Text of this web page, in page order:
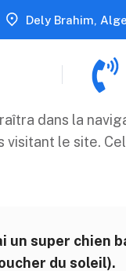
Dely Brahim,
dans la
visitant le site.
un super chien
du soleil).